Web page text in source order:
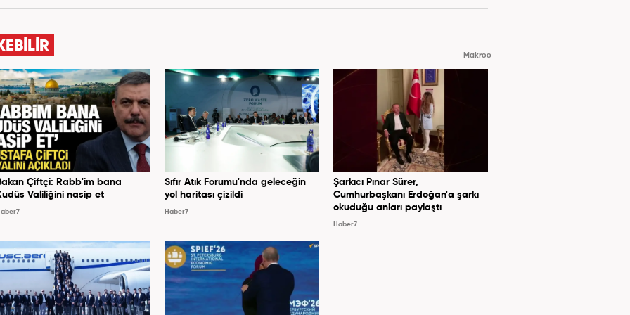
ve analiz yazıları yazdım. 2022 yılından bu
grafik ve video hazırladım. Kariyerime Haber7'de
gündem editörü olarak devam etmekteyim.
Makroo
Çiftçi: Rabb'im bana
Valiliğini nasip et
Sıfır Atık Forumu'nda geleceğin
yol haritası çizildi
Haber7
Şarkıcı Pınar Sürer,
Cumhurbaşkanı Erdoğan'a şarkı
okuduğu anları paylaştı
Haber7